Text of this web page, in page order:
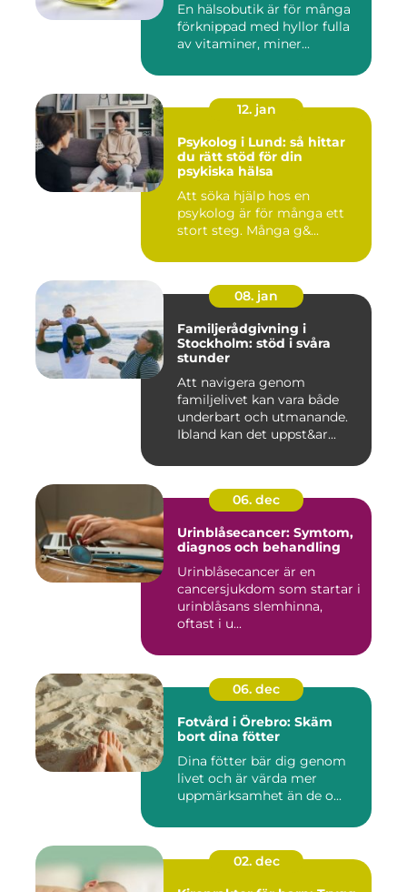
En hälsobutik är för många
förknippad med hyllor fulla
av vitaminer, miner...
12. jan
Psykolog i Lund: så hittar
du rätt stöd för din
psykiska hälsa
Att söka hjälp hos en
psykolog är för många ett
stort steg. Många g&...
08. jan
Familjerådgivning i
Stockholm: stöd i svåra
stunder
Att navigera genom
familjelivet kan vara både
underbart och utmanande.
Ibland kan det uppst&ar...
06. dec
Urinblåsecancer: Symtom,
diagnos och behandling
Urinblåsecancer är en
cancersjukdom som startar i
urinblåsans slemhinna,
oftast i u...
06. dec
Fotvård i Örebro: Skäm
bort dina fötter
Dina fötter bär dig genom
livet och är värda mer
uppmärksamhet än de o...
02. dec